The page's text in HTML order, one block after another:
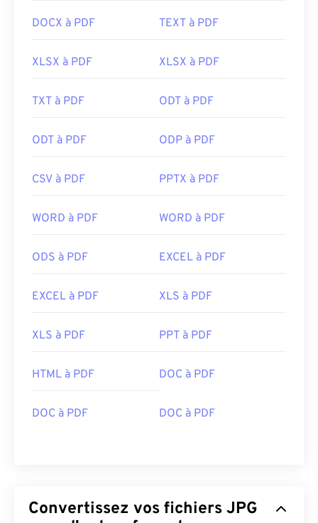
DOCX à PDF TEXT à PDF
XLSX à PDF XLSX à PDF
TXT à PDF ODT à PDF
ODT à PDF ODP à PDF
CSV à PDF PPTX à PDF
WORD à PDF WORD à PDF
ODS à PDF EXCEL à PDF
EXCEL à PDF XLS à PDF
XLS à PDF PPT à PDF
HTML à PDF DOC à PDF
DOC à PDF DOC à PDF
Convertissez vos fichiers JPG